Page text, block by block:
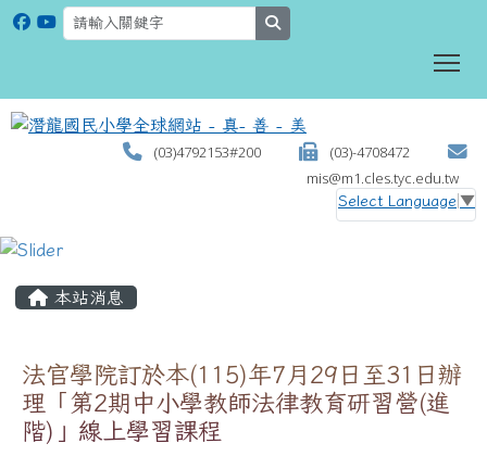
(03)4792153#200
(03)-4708472
mis@m1.cles.tyc.edu.tw
Select Language ▼
本站消息
法官學院訂於本(115)年7月29日至31日辦
理「第2期中小學教師法律教育研習營(進
階)」線上學習課程